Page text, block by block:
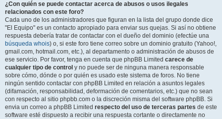
¿Con quién se puede contactar acerca de abusos o usos ilegales
relacionados con este foro?
Cada uno de los administradores que figuran en la lista del grupo donde dice
"El Equipo" es un contacto apropiado para enviar sus quejas. Si así no obtiene
respuesta debería tratar de contactar con el dueño del dominio (efectúe una
búsqueda whois) o, si este foro tiene correo sobre un dominio gratuito (Yahoo!,
gmail.com, hotmail.com, etc.), al departamento o administración de abusos de
ese servicio. Por favor, tenga en cuenta que phpBB Limited carece de
cualquier tipo de control y no puede ser de ninguna manera responsable
sobre cómo, dónde o por quién es usado este sistema de foros. No tiene
ningún sentido contactar con phpBB Limited en relación a asuntos legales
(difamación, responsabilidad, deformación de comentarios, etc.) que no sean
con respecto al sitio phpbb.com o la discreción misma del software phpBB. Si
envia un correo a phpBB Limited respecto del uso de terceras partes de este
software esté dispuesto a recibir una respuesta cortante o directamente no